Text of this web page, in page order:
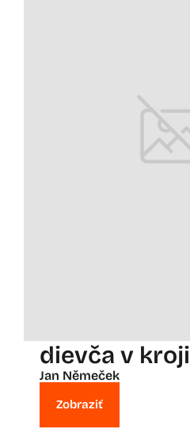
dievča v kroji
Jan Němeček
Zobraziť